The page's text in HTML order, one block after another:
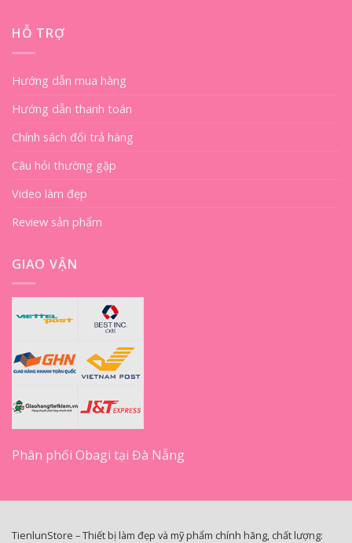
HỖ TRỢ
Hướng dẫn mua hàng
Hướng dẫn thanh toán
Chính sách đổi trả hàng
Câu hỏi thường gặp
Video làm đẹp
Review sản phẩm
GIAO VẬN
Phân phối Obagi tại Đà Nẵng
TienlunStore – Thiết bị làm đẹp và mỹ phẩm chính hãng, chất lượng: